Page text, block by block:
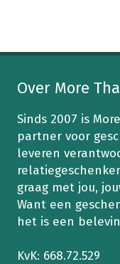
Over More
Sinds 2007 is
partner voor
leveren
graag met jou,
Want een
het is een
KvK: 668.72.529